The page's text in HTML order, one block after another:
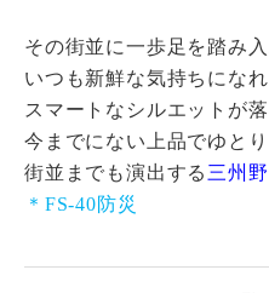
その街並に一歩足を踏み入
いつも新鮮な気持ちにな
スマートなシルエットが
今までにない上品でゆと
街並までも演出する 三州
＊FS-40防災